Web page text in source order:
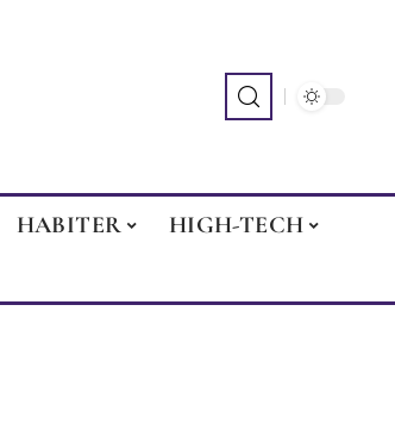
HABITER
HIGH-TECH